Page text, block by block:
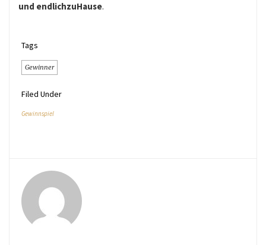
und endlichzuHause.
Tags
Gewinner
Filed Under
Gewinnspiel